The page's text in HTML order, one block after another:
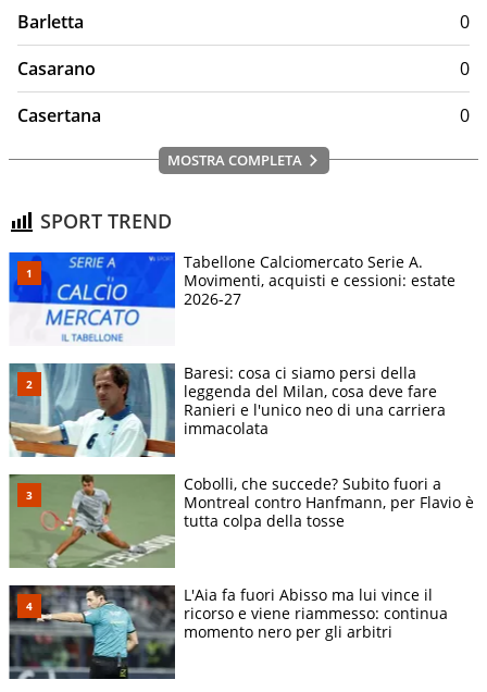
Barletta
0
Casarano
0
Casertana
0
MOSTRA COMPLETA
SPORT TREND
Tabellone Calciomercato Serie A.
Movimenti, acquisti e cessioni: estate
2026-27
Baresi: cosa ci siamo persi della
leggenda del Milan, cosa deve fare
Ranieri e l'unico neo di una carriera
immacolata
Cobolli, che succede? Subito fuori a
Montreal contro Hanfmann, per Flavio è
tutta colpa della tosse
L'Aia fa fuori Abisso ma lui vince il
ricorso e viene riammesso: continua
momento nero per gli arbitri